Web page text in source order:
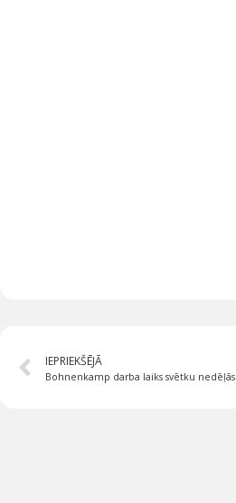
IEPRIEKŠĒJĀ
Bohnenkamp darba laiks svētku nedēļās